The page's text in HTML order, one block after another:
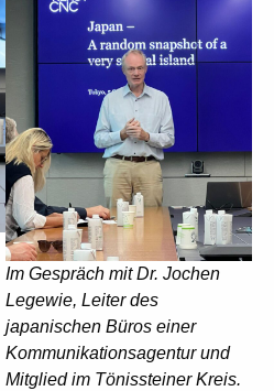
Im Gespräch mit Dr. Jochen
Legewie, Leiter des
japanischen Büros einer
Kommunikationsagentur und
Mitglied im Tönissteiner Kreis.